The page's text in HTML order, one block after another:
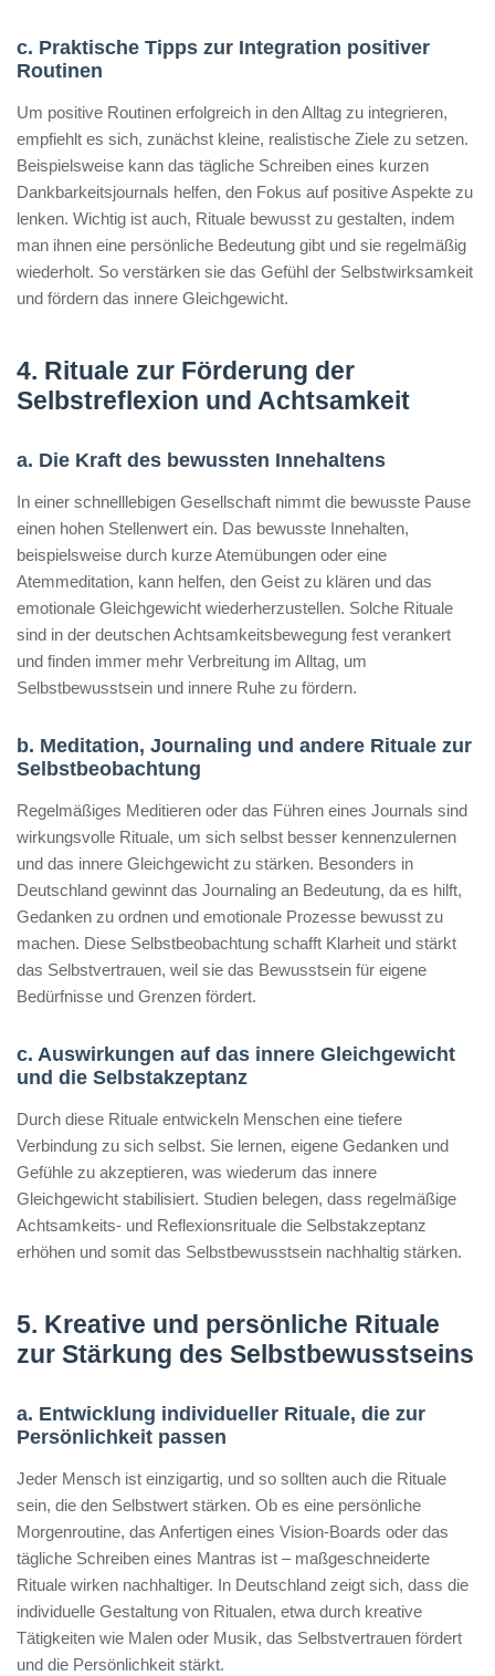
c. Praktische Tipps zur Integration positiver
Routinen
Um positive Routinen erfolgreich in den Alltag zu integrieren,
empfiehlt es sich, zunächst kleine, realistische Ziele zu setzen.
Beispielsweise kann das tägliche Schreiben eines kurzen
Dankbarkeitsjournals helfen, den Fokus auf positive Aspekte zu
lenken. Wichtig ist auch, Rituale bewusst zu gestalten, indem
man ihnen eine persönliche Bedeutung gibt und sie regelmäßig
wiederholt. So verstärken sie das Gefühl der Selbstwirksamkeit
und fördern das innere Gleichgewicht.
4. Rituale zur Förderung der
Selbstreflexion und Achtsamkeit
a. Die Kraft des bewussten Innehaltens
In einer schnelllebigen Gesellschaft nimmt die bewusste Pause
einen hohen Stellenwert ein. Das bewusste Innehalten,
beispielsweise durch kurze Atemübungen oder eine
Atemmeditation, kann helfen, den Geist zu klären und das
emotionale Gleichgewicht wiederherzustellen. Solche Rituale
sind in der deutschen Achtsamkeitsbewegung fest verankert
und finden immer mehr Verbreitung im Alltag, um
Selbstbewusstsein und innere Ruhe zu fördern.
b. Meditation, Journaling und andere Rituale zur
Selbstbeobachtung
Regelmäßiges Meditieren oder das Führen eines Journals sind
wirkungsvolle Rituale, um sich selbst besser kennenzulernen
und das innere Gleichgewicht zu stärken. Besonders in
Deutschland gewinnt das Journaling an Bedeutung, da es hilft,
Gedanken zu ordnen und emotionale Prozesse bewusst zu
machen. Diese Selbstbeobachtung schafft Klarheit und stärkt
das Selbstvertrauen, weil sie das Bewusstsein für eigene
Bedürfnisse und Grenzen fördert.
c. Auswirkungen auf das innere Gleichgewicht
und die Selbstakzeptanz
Durch diese Rituale entwickeln Menschen eine tiefere
Verbindung zu sich selbst. Sie lernen, eigene Gedanken und
Gefühle zu akzeptieren, was wiederum das innere
Gleichgewicht stabilisiert. Studien belegen, dass regelmäßige
Achtsamkeits- und Reflexionsrituale die Selbstakzeptanz
erhöhen und somit das Selbstbewusstsein nachhaltig stärken.
5. Kreative und persönliche Rituale
zur Stärkung des Selbstbewusstseins
a. Entwicklung individueller Rituale, die zur
Persönlichkeit passen
Jeder Mensch ist einzigartig, und so sollten auch die Rituale
sein, die den Selbstwert stärken. Ob es eine persönliche
Morgenroutine, das Anfertigen eines Vision-Boards oder das
tägliche Schreiben eines Mantras ist – maßgeschneiderte
Rituale wirken nachhaltiger. In Deutschland zeigt sich, dass die
individuelle Gestaltung von Ritualen, etwa durch kreative
Tätigkeiten wie Malen oder Musik, das Selbstvertrauen fördert
und die Persönlichkeit stärkt.